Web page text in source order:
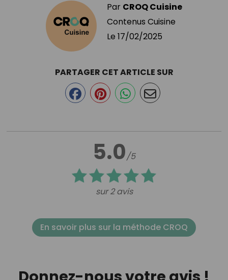
Par CROQ Cuisine
Contenus Cuisine
Le 17/02/2025
5.0/5
sur 2 avis
PARTAGER CET ARTICLE SUR
En savoir plus sur la méthode CROQ